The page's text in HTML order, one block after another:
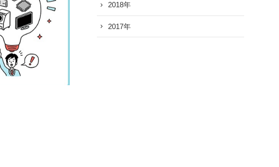
2018年
2017年